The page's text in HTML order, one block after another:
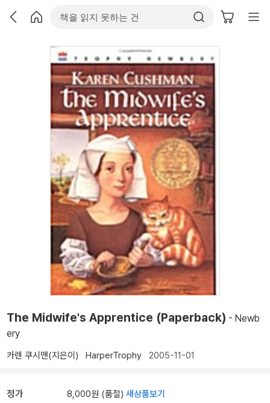
The Midwife's Apprentice (Paperback) - Newb
ery
카렌 쿠시맨(지은이) HarperTrophy 2005-11-01
정가 8,000원 (품절) 새상품보기